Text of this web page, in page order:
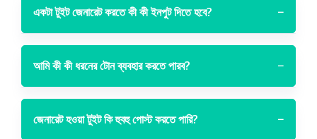
একটা টুইট জেনারেট করতে কী কী ইনপুট দিতে হবে? −
আমি কী কী ধরনের টোন ব্যবহার করতে পারব? −
জেনারেট হওয়া টুইট কি হুবহু পোস্ট করতে পারি? −